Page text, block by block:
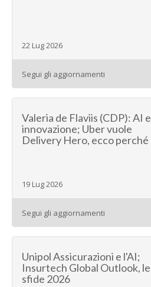
22 Lug 2026
Segui gli aggiornamenti
Valeria de Flaviis (CDP): AI e
innovazione; Uber vuole
Delivery Hero, ecco perché
19 Lug 2026
Segui gli aggiornamenti
Unipol Assicurazioni e l'AI;
Insurtech Global Outlook, le
sfide 2026